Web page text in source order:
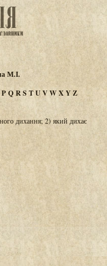
М.І.
PQRSTUVWXYZ
дихання; 2) який дихає